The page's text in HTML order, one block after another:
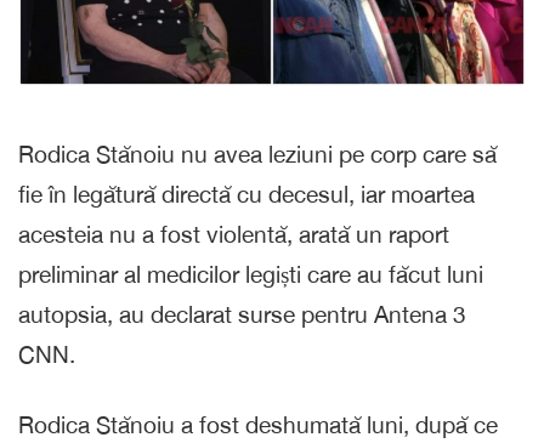
Rodica Stănoiu nu avea leziuni pe corp care să
fie în legătură directă cu decesul, iar moartea
acesteia nu a fost violentă, arată un raport
preliminar al medicilor legiști care au făcut luni
autopsia, au declarat surse pentru Antena 3
CNN.
Rodica Stănoiu a fost deshumată luni, după ce